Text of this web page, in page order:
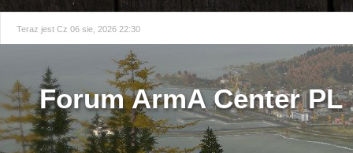
Teraz jest Cz 06 sie, 2026 22:30
Forum ArmA Center PL